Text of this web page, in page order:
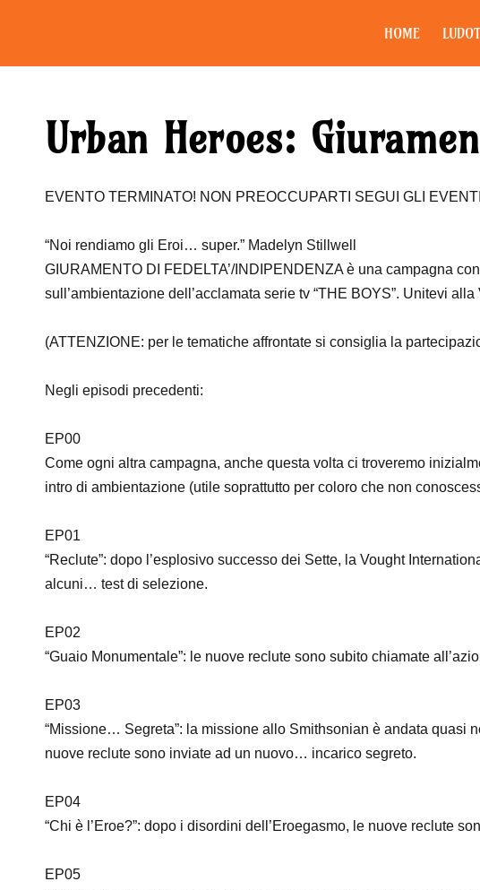
HOME
Urban Heroes:
EVENTO TERMINATO! NON PREOCCUPARTI SEGUI GLI
“Noi rendiamo gli Eroi… super.” Madelyn Stillwell
GIURAMENTO DI FEDELTA’/INDIPENDENZA è una campagna
sull’ambientazione dell’acclamata serie tv “THE BOYS”. Unitevi
(ATTENZIONE: per le tematiche affrontate si consiglia la
Negli episodi precedenti:
EP00
Come ogni altra campagna, anche questa volta ci troveremo
intro di ambientazione (utile soprattutto per coloro che non
EP01
“Reclute”: dopo l’esplosivo successo dei Sette, la Vought
alcuni… test di selezione.
EP02
“Guaio Monumentale”: le nuove reclute sono subito chiamate
EP03
“Missione… Segreta”: la missione allo Smithsonian è andata quasi
nuove reclute sono inviate ad un nuovo… incarico segreto.
EP04
“Chi è l’Eroe?”: dopo i disordini dell’Eroegasmo, le nuove reclute
EP05